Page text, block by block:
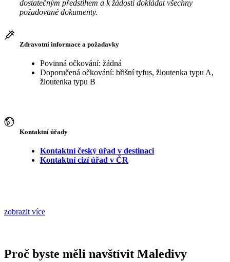
dostatečným předstihem a k žádosti dokládat všechny
požadované dokumenty.
Zdravotní informace a požadavky
Povinná očkování: žádná
Doporučená očkování: břišní tyfus, žloutenka typu A,
žloutenka typu B
Kontaktní úřady
Kontaktní český úřad v destinaci
Kontaktní cizí úřad v ČR
zobrazit více
Proč byste měli navštívit Maledivy